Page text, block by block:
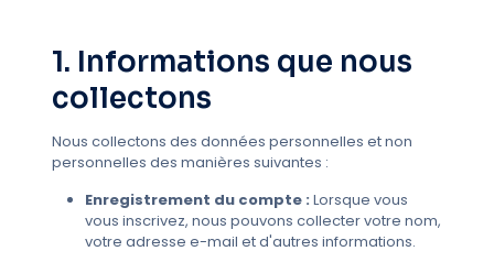
1. Informations que nous
collectons
Nous collectons des données personnelles et non
personnelles des manières suivantes :
Enregistrement du compte : Lorsque vous
vous inscrivez, nous pouvons collecter votre nom,
votre adresse e-mail et d'autres informations.